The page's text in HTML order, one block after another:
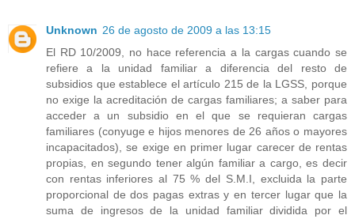
Unknown 26 de agosto de 2009 a las 13:15
El RD 10/2009, no hace referencia a la cargas cuando se
refiere a la unidad familiar a diferencia del resto de
subsidios que establece el artículo 215 de la LGSS, porque
no exige la acreditación de cargas familiares; a saber para
acceder a un subsidio en el que se requieran cargas
familiares (conyuge e hijos menores de 26 años o mayores
incapacitados), se exige en primer lugar carecer de rentas
propias, en segundo tener algún familiar a cargo, es decir
con rentas inferiores al 75 % del S.M.I, excluida la parte
proporcional de dos pagas extras y en tercer lugar que la
suma de ingresos de la unidad familiar dividida por el